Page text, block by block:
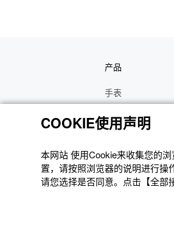
产品
手表
电子乐器
函数计算器
办公计算器
电子辞典
COOKIE使用声明
本网站 使⽤Cookie来收集您的
置，请按照浏览器的说明进⾏操
请您选择是否同意。点击【全部